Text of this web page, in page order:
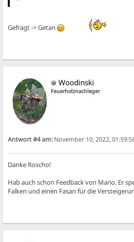
Gefragt -> Getan
Woodinski
Feuerholznachleger
Antwort #4 am: November 10, 2022,
Danke Roscho!
Hab auch schon Feedback von Mario. Er
Falken und einen Fasan für die